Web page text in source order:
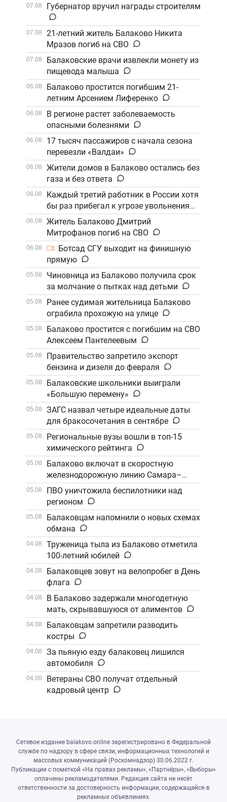
07.08 Губернатор вручил награды строителям
07.08
21-летний житель Балаково Никита
Мразов погиб на СВО
07.08
Балаковские врачи извлекли монету из
пищевода малыша
06.08
Балаково простится погибшим 21-
летним Арсением Лиференко
06.08
В регионе растет заболеваемость
опасными болезнями
06.08
17 тысяч пассажиров с начала сезона
перевезли «Валдаи»
06.08
Жители домов в Балаково остались без
газа и без ответа
06.08
Каждый третий работник в России хотя
бы раз прибегал к угрозе увольнения
06.08
Житель Балаково Дмитрий
Митрофанов погиб на СВО
06.08
Ботсад СГУ выходит на финишную
прямую
05.08
Чиновница из Балаково получила срок
за молчание о пытках над детьми
05.08
Ранее судимая жительница Балаково
ограбила прохожую на улице
05.08
Балаково простится с погибшим на СВО
Алексеем Пантелеевым
05.08
Правительство запретило экспорт
бензина и дизеля до февраля
05.08
Балаковские школьники выиграли
«Большую перемену»
05.08
ЗАГС назвал четыре идеальные даты
для бракосочетания в сентябре
05.08
Региональные вузы вошли в топ-15
химического рейтинга
05.08
Балаково включат в скоростную
железнодорожную линию Самара–
Саратов
05.08
ПВО уничтожила беспилотники над
регионом
05.08
Балаковцам напомнили о новых схемах
обмана
04.08
Труженица тыла из Балаково отметила
100-летний юбилей
04.08
Балаковцев зовут на велопробег в День
флага
04.08
В Балаково задержали многодетную
мать, скрывавшуюся от алиментов
04.08
Балаковцам запретили разводить
костры
04.08
За пьяную езду балаковец лишился
автомобиля
04.08
Ветераны СВО получат отдельный
кадровый центр
Сетевое издание balakovo.online зарегистрировано в Федеральной
службе по надзору в сфере связи, информационных технологий и
массовых коммуникаций (Роскомнадзор) 30.06.2022 г.
Публикации с пометкой «На правах рекламы», «Партнёры», «Выборы»
оплачены рекламодателями. Редакция сайта не несёт
ответственности за достоверность информации, содержащейся в
рекламных объявлениях.